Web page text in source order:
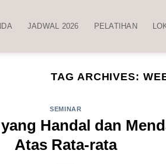
JADWAL 2026 PELATIHAN
TAG ARCHIVES:
SEMINAR
Handal dan
Atas Rata-rata